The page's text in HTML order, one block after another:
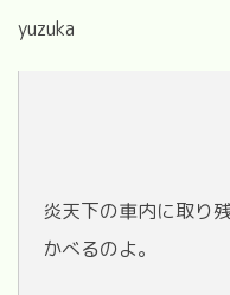
yuzuka
炎天下の車内に取り
かべるのよ。